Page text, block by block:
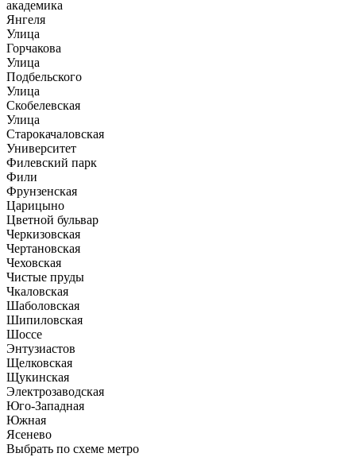
академика
Янгеля
Улица
Горчакова
Улица
Подбельского
Улица
Скобелевская
Улица
Старокачаловская
Университет
Филевский парк
Фили
Фрунзенская
Царицыно
Цветной бульвар
Черкизовская
Чертановская
Чеховская
Чистые пруды
Чкаловская
Шаболовская
Шипиловская
Шоссе
Энтузиастов
Щелковская
Щукинская
Электрозаводская
Юго-Западная
Южная
Ясенево
Выбрать по схеме метро